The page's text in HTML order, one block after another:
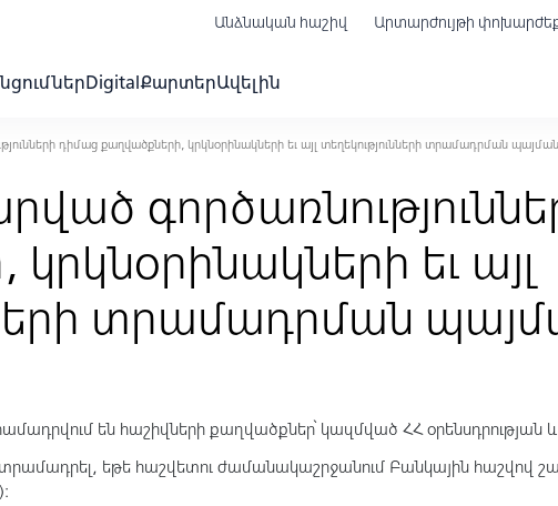
Անձնական հաշիվ Արտարժույթի
DigitalՔարտերԱվելին
դիմաց քաղվածքների, կրկնօրինակների եւ այլ տեղեկությունների տրամադրման
եւ այլ
տրամադրման
են հաշիվների քաղվածքներ՝ կազմված ՀՀ
եթե հաշվետու ժամանակաշրջանում Բանկային հաշվով